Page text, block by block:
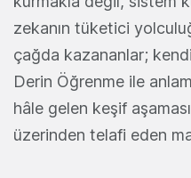
zekanın tüketici
çağda kazananlar;
Derin Öğrenme ile
hâle gelen keşif
üzerinden telafi eden